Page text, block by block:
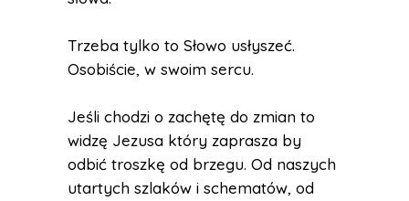
Trzeba tylko to Słowo usłyszeć.
Osobiście, w swoim sercu.
Jeśli chodzi o zachętę do zmian to
widzę Jezusa który zaprasza by
odbić troszkę od brzegu. Od naszych
utartych szlaków i schematów, od